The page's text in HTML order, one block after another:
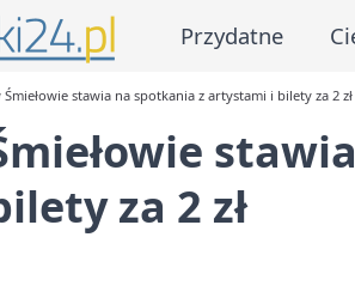
Przydatne
stawia na spotkania z artystami i bilety za 2 zł
za 2 zł